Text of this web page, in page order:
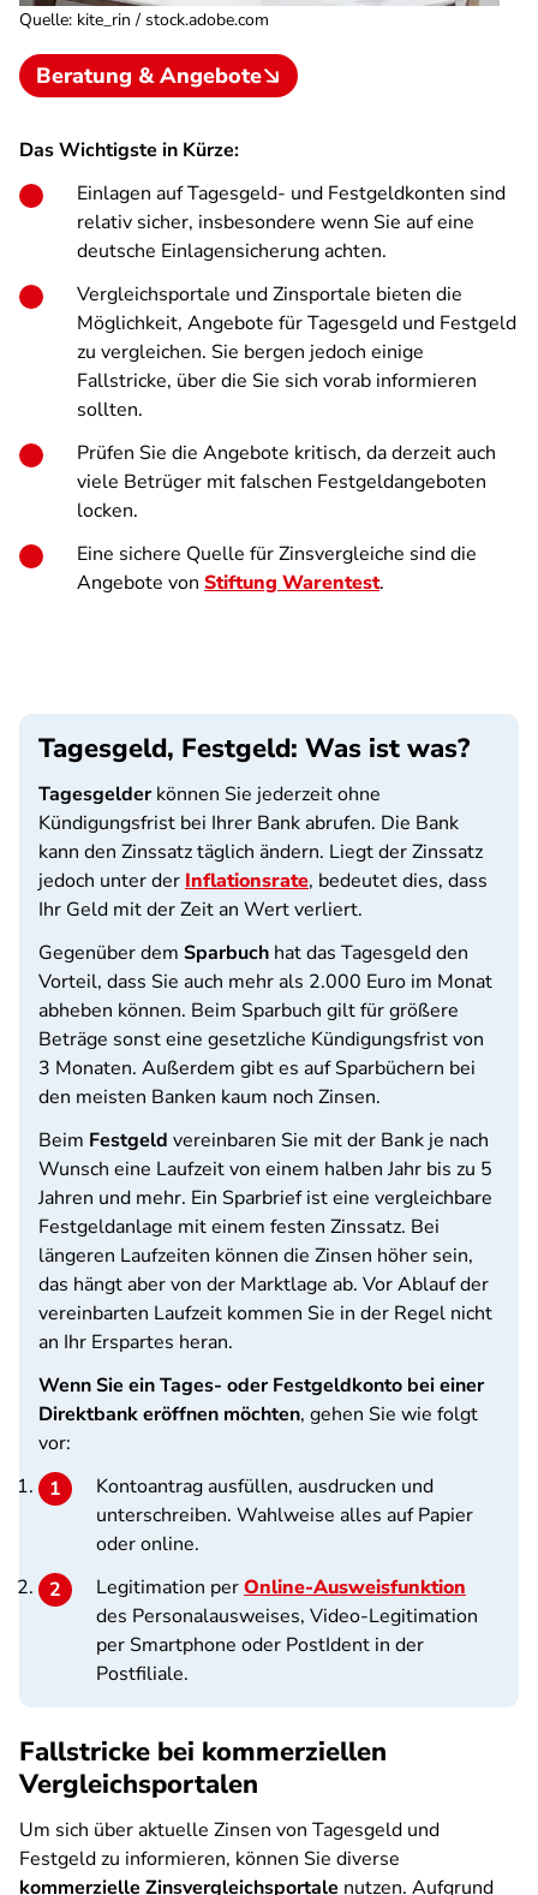
Quelle: kite_rin / stock.adobe.com
Beratung & Angebote
Das Wichtigste in Kürze:
Einlagen auf Tagesgeld- und Festgeldkonten sind
relativ sicher, insbesondere wenn Sie auf eine
deutsche Einlagensicherung achten.
Vergleichsportale und Zinsportale bieten die
Möglichkeit, Angebote für Tagesgeld und Festgeld
zu vergleichen. Sie bergen jedoch einige
Fallstricke, über die Sie sich vorab informieren
sollten.
Prüfen Sie die Angebote kritisch, da derzeit auch
viele Betrüger mit falschen Festgeldangeboten
locken.
Eine sichere Quelle für Zinsvergleiche sind die
Angebote von Stiftung Warentest.
Tagesgeld, Festgeld: Was ist was?
Tagesgelderkönnen Sie jederzeit ohne
Kündigungsfrist bei Ihrer Bank abrufen. Die Bank
kann den Zinssatz täglich ändern. Liegt der Zinssatz
jedoch unter der Inflationsrate, bedeutet dies, dass
Ihr Geld mit der Zeit an Wert verliert.
Gegenüber dem Sparbuch hat das Tagesgeld den
Vorteil, dass Sie auch mehr als 2.000 Euro im Monat
abheben können. Beim Sparbuch gilt für größere
Beträge sonst eine gesetzliche Kündigungsfrist von
3 Monaten. Außerdem gibt es auf Sparbüchern bei
den meisten Banken kaum noch Zinsen.
Beim Festgeld vereinbaren Sie mit der Bank je nach
Wunsch eine Laufzeit von einem halben Jahr bis zu 5
Jahren und mehr. Ein Sparbrief ist eine vergleichbare
Festgeldanlage mit einem festen Zinssatz. Bei
längeren Laufzeiten können die Zinsen höher sein,
das hängt aber von der Marktlage ab. Vor Ablauf der
vereinbarten Laufzeit kommen Sie in der Regel nicht
an Ihr Erspartes heran.
Wenn Sie ein Tages- oder Festgeldkonto bei einer
Direktbank eröffnen möchten, gehen Sie wie folgt
vor:
Kontoantrag ausfüllen, ausdrucken und
unterschreiben. Wahlweise alles auf Papier
oder online.
Legitimation perOnline-Ausweisfunktion
des Personalausweises, Video-Legitimation
per Smartphone oder PostIdent in der
Postfiliale.
Fallstricke bei kommerziellen
Vergleichsportalen
Um sich über aktuelle Zinsen von Tagesgeld und
Festgeld zu informieren, können Sie diverse
kommerzielle Zinsvergleichsportale nutzen. Aufgrund